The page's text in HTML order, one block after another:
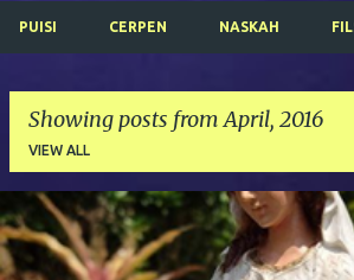
PUISI CERPEN NASKAH
Showing posts from April, 2016
VIEW ALL
P
o